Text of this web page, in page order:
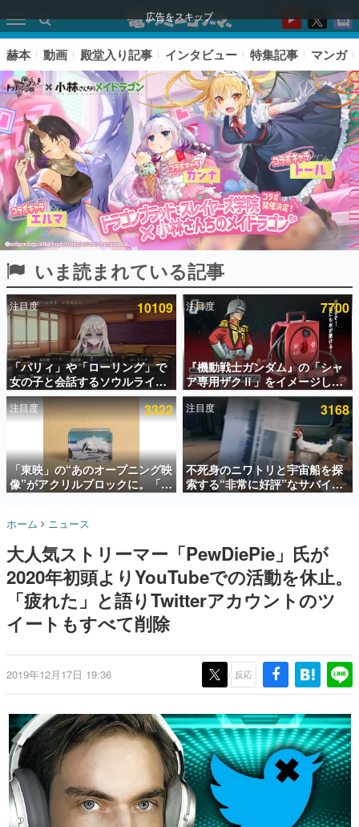
広告をスキップ
ピックアップ
電ファミのいま読まれている記事ランキング
アプリセール情報
インタビュー
連載・特集一覧
殿堂入り記事
SNS拡散数が数千以上！ ページビュー数万以上！ などな
ど。多くの人々に読まれた、電ファミ渾身の“殿堂入り”記
事をまとめました。
名作ゲームクリエイターの方々に製作時のエピソードをお
きます。
赫本
この物語を解いてはいけない。『赫本』は、〈試験問題〉
の形をした短編ホラー小説集です。
これからのデジタルゲーム市場を担う若きクリエイター達
の姿を追い、彼らのルーツと情熱を探っていきます。
ゲームに多大な影響を受けた作家さんに取材し、ゲームが
日本のコンテンツ産業やカルチャーに与えた影響を探る企
画です。
日本モバイルゲーム産業史
日本のモバイルゲーム史における主要なトピック・タイト
ルを網羅するほか、開発者へのインタビューや識者による
解説を掲載。約20年の歴史が一望できる決定版！
赫本 動画 殿堂入り記事 インタビュー 特集記事 マンガ
いま読まれている記事
注目度 10109
「パリィ」や「ローリング」で
女の子と会話するソウルライク
恋愛ゲーム『小早川さんはソウ
ルライク』無料公開。返事に失
敗すると「YOU DIED」
注目度 7700
『機動戦士ガンダム』の「シャ
ア専用ザクⅡ」をイメージした
散水ホースリールが予約開始。
本体にはシャアのパーソナルマ
ークやジオン公国軍のエンブレ
ム、型式番号などを配置
注目度 3322
「東映」の“あのオープニング映
像”がアクリルブロックに。「東
映ヒストリカル グッズコレクシ
注目度 3168
不死身のニワトリと宇宙船を探
索する“非常に好評”なサバイバ
ルゲーム『Breathedge』が無
ホーム ニュース
大人気ストリーマー「PewDiePie」氏が
2020年初頭よりYouTubeでの活動を休止。
「疲れた」と語りTwitterアカウントのツ
イートもすべて削除
2019年12月17日 19:36 反応